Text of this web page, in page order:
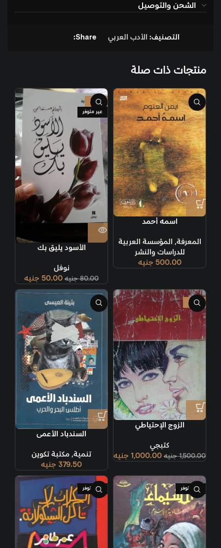
الشحن والتوصيل
التصنيف: الأدب العربي Share:
منتجات ذات صلة
اسمه أحمد
المعرفة, المؤسسة العربية
للدراسات والنشر
500.00 جنيه
-38%
غير متوفر
الأسود يليق بك
نوفل
80.00 جنيه 50.00 جنيه
-33%
الزوج الإحتياطي
كتبجي
1,500.00 جنيه 1,000.00 جنيه
السندباد الأعمى
تنمية, مكتبة تكوين
379.50 جنيه
غير متوفر غير متوفر